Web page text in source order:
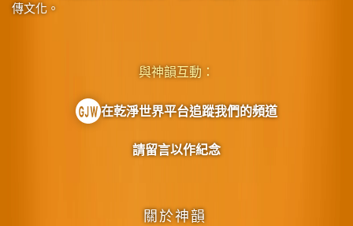
傳文化。
關於神韻
與神韻互動：
在乾淨世界平台追蹤我們的頻道
請留言以作紀念